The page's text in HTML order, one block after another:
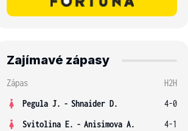
Zajímavé zápasy
Zápas
H2H
Pegula J. - Shnaider D.
4-0
Svitolina E. - Anisimova A.
4-1